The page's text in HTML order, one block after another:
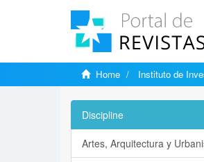
Home Instituto de
Discipline
Artes, Arquitectura y